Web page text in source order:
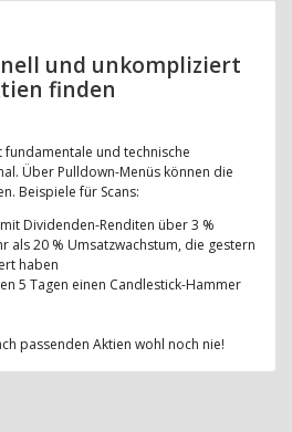
und unkompliziert
finden
fundamentale und technische
Über Pulldown-Menüs können die
Beispiele für Scans:
Dividenden-Renditen über 3 %
als 20 % Umsatzwachstum, die gestern
haben
5 Tagen einen Candlestick-Hammer
passenden Aktien wohl noch nie!